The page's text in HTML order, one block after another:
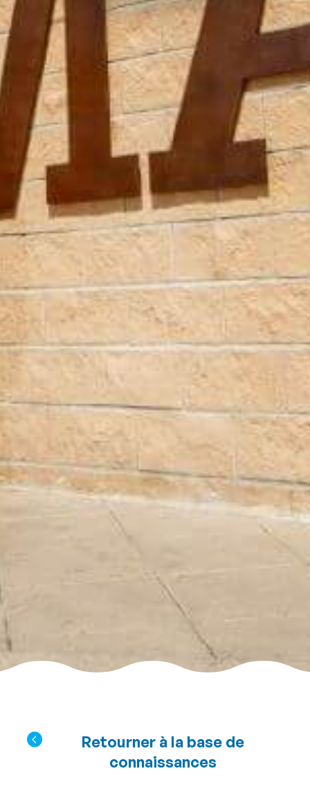
Retourner à la base de
connaissances